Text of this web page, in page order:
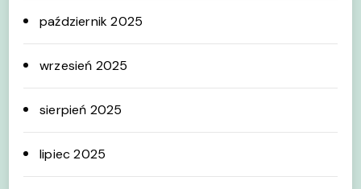
październik 2025
wrzesień 2025
sierpień 2025
lipiec 2025